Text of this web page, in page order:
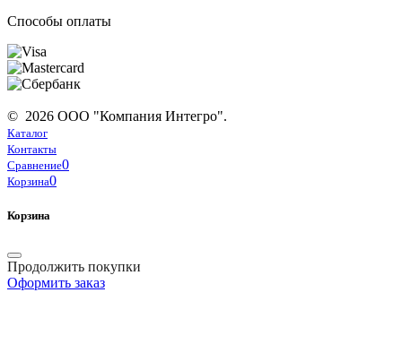
Способы оплаты
© 2026 ООО "Компания Интегро".
Каталог
Контакты
Сравнение0
Корзина0
Корзина
Продолжить покупки
Оформить заказ